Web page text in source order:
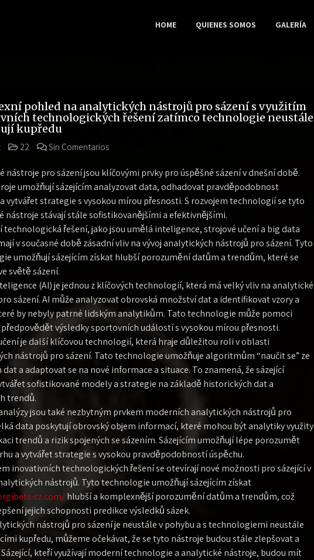
HOME QUIENES SOMOS GALERÍA
pohled na analytických nástrojů pro sázení s využitím
technologických řešení zatímco technologie neustále
kupředu
22 Sin Comentarios
nástroje pro sázení jsou klíčovými prvky pro úspěšné sázení v dnešní době.
umožňují sázejícím analyzovat data, odhadovat pravděpodobnost
vytvářet strategie s vysokou mírou přesnosti. S rozvojem technologií se tyto
nástroje stávají stále sofistikovanějšími a efektivnějšími.
technologická řešení, jako jsou umělá inteligence, strojové učení a big data
v současné době zásadní vliv na vývoj analytických nástrojů pro sázení. Tyto
umožňují sázejícím získat hlubší porozumění datům a trendům, které se
světě sázení.
(AI) je jednou z klíčových technologií, která má velký vliv na analytické
sázení. AI může analyzovat obrovská množství dat a identifikovat vzory a
by nebyly patrné lidským analytikům. Tato technologie může pomoci
výsledky sportovních událostí s vysokou mírou přesnosti.
je další klíčovou technologií, která hraje důležitou roli v oblasti
nástrojů pro sázení. Tato technologie umožňuje algoritmům “naučit se” ze
a adaptovat se na nové informace a situace. To znamená, že sázející
sofistikované modely a strategie na základě historických dat a
trendů.
jsou také nezbytným prvkem moderních analytických nástrojů pro
data poskytují obrovský objem informací, které mohou být analytiky využity
trendů a rizik spojených se sázením. Sázejícím umožňují lépe porozumět
a vytvářet strategie s vysokou pravděpodobností úspěchu.
inovativních technologických řešení se otevírají nové možnosti pro sázející v
nástrojů. Tyto technologie umožňují sázejícím získat
cz.com/hlubší a komplexnější porozumění datům a trendům, což
jejich schopnosti predikce výsledků sázek.
nástrojů pro sázení je neustále v pohybu a s technologiemi neustále
kupředu, můžeme očekávat, že se tyto nástroje budou stále zlepšovat a
kteří využívají moderní technologie a analytické nástroje, budou mít